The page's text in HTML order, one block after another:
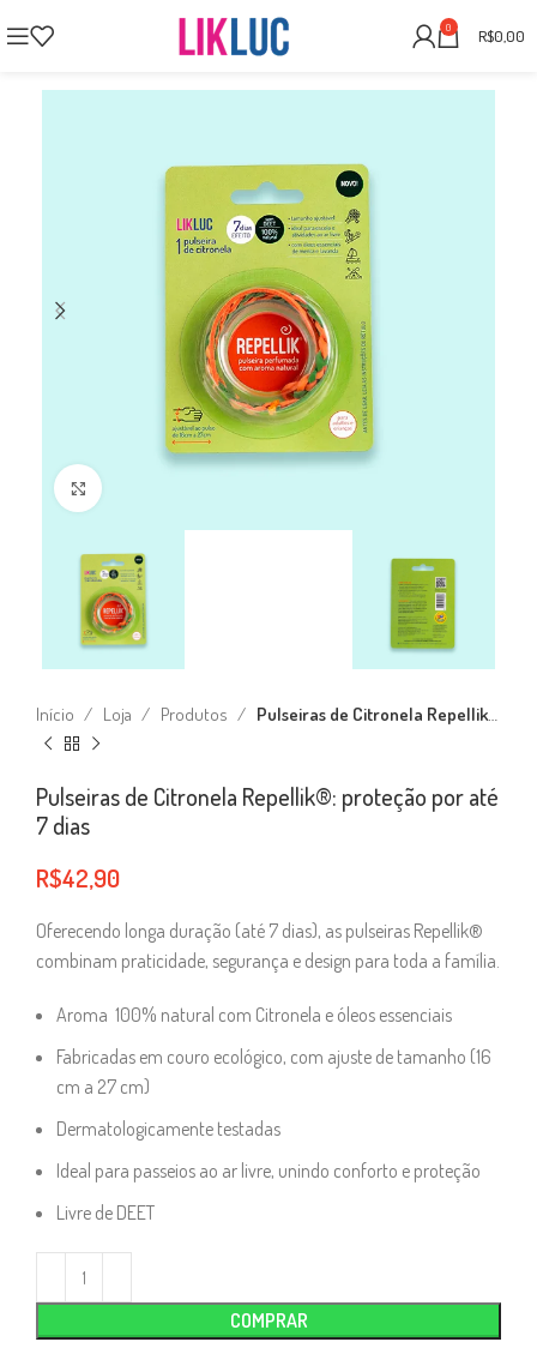
0 R$0,00
Início Loja Produtos Pulseiras de Citronela Repellik®: proteção por até 7 dias
Pulseiras de Citronela Repellik®: proteção por até
7 dias
R$42,90
Oferecendo longa duração (até 7 dias), as pulseiras Repellik®
combinam praticidade, segurança e design para toda a família.
Aroma 100% natural com Citronela e óleos essenciais
Fabricadas em couro ecológico, com ajuste de tamanho (16
cm a 27 cm)
Dermatologicamente testadas
Ideal para passeios ao ar livre, unindo conforto e proteção
Livre de DEET
COMPRAR